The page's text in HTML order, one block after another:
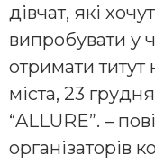
дівчат, які
випробувати у
отримати титут
міста, 23
“ALLURE”. –
організаторів